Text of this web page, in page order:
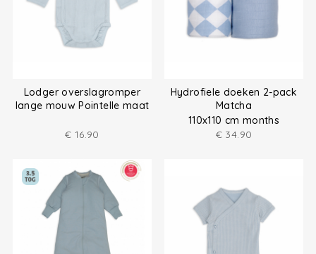
Lodger overslagromper
lange mouw Pointelle maat
€ 16.90
Hydrofiele doeken 2-pack
Matcha
110x110 cm months
€ 34.90